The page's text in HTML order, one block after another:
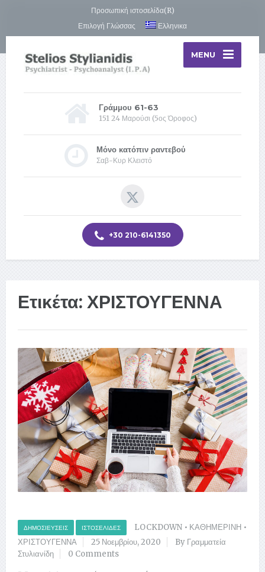
Προσωπική ιστοσελίδα(R)
Επιλογή Γλώσσας
Ελληνικα
MENU
Γράμμου 61-63
151 24 Μαρούσι (5ος Όροφος)
Μόνο κατόπιν ραντεβού
Σαβ-Κυρ Κλειστό
+30 210-6141350
Ετικέτα: ΧΡΙΣΤΟΥΓΕΝΝΑ
ΔΗΜΟΣΙΕΎΣΕΙΣ ΙΣΤΟΣΕΛΊΔΕΣ LOCKDOWN • ΚΑΘΗΜΕΡΙΝΗ •
ΧΡΙΣΤΟΥΓΕΝΝΑ
25 Νοεμβρίου, 2020
By Γραμματεία
Στυλιανίδη
0 Comments